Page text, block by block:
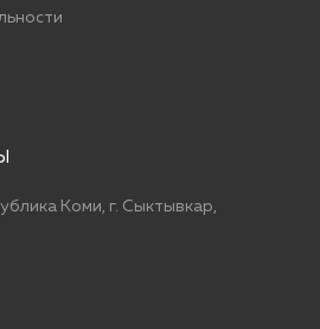
Коми, г. Сыктывкар,